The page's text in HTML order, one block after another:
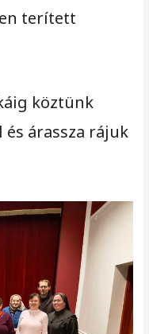
terített
köztünk
árassza rájuk